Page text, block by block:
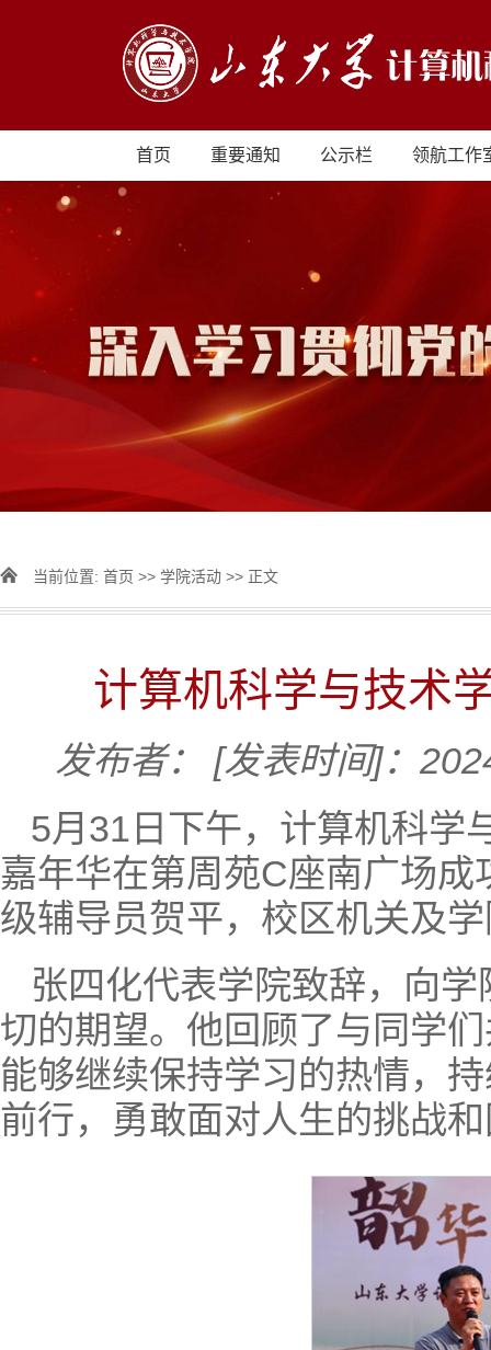
首页 重要通知 公示栏 领航工作
当前位置: 首页 >> 学院活动 >> 正文
计算机科学与技术
发布者：
[发表时间]：
5月31日下午，计算机科学
嘉年华在第周苑C座南广场
级辅导员贺平，校区机关及
张四化代表学院致辞，向
切的期望。他回顾了与同学
能够继续保持学习的热情，
前行，勇敢面对人生的挑战